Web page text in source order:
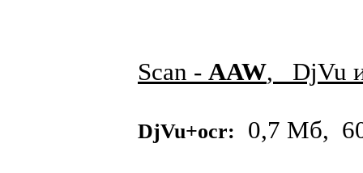
Scan - AAW, DjVu
DjVu+ocr: 0,7 Мб,